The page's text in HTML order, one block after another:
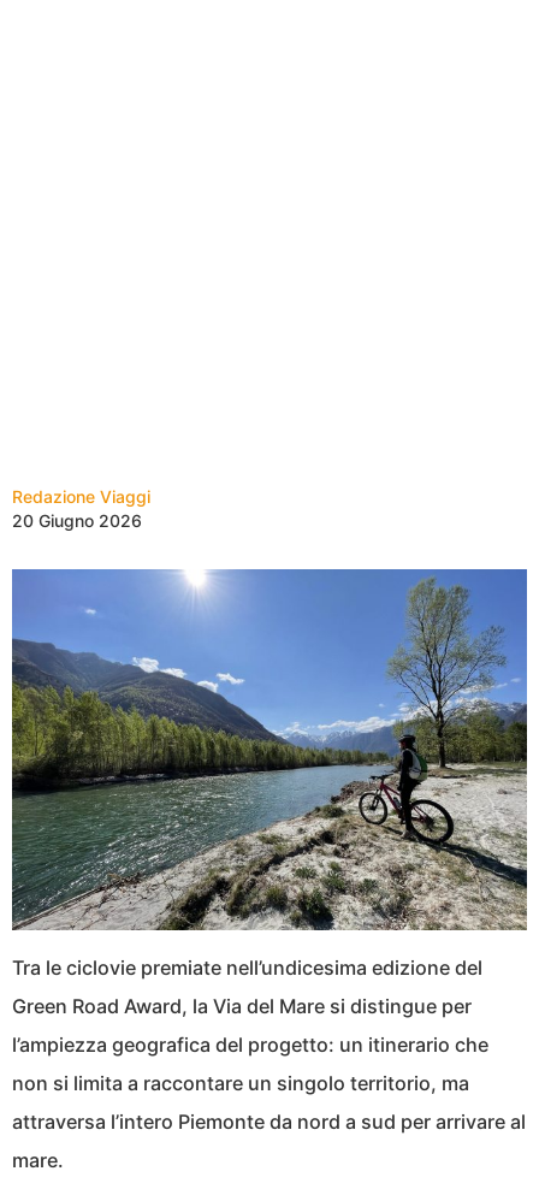
Redazione Viaggi
20 Giugno 2026
Tra le ciclovie premiate nell’undicesima edizione del
Green Road Award, la Via del Mare si distingue per
l’ampiezza geografica del progetto: un itinerario che
non si limita a raccontare un singolo territorio, ma
attraversa l’intero Piemonte da nord a sud per arrivare al
mare.